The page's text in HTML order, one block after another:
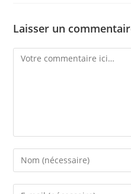
Laisser un